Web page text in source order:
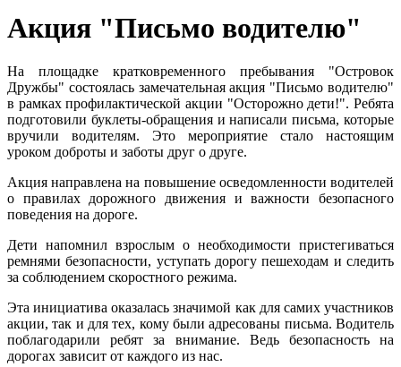
Акция "Письмо водителю"
На площадке кратковременного пребывания "Островок
Дружбы" состоялась замечательная акция "Письмо водителю"
в рамках профилактической акции "Осторожно дети!". Ребята
подготовили буклеты-обращения и написали письма, которые
вручили водителям. Это мероприятие стало настоящим
уроком доброты и заботы друг о друге.
Акция направлена на повышение осведомленности водителей
о правилах дорожного движения и важности безопасного
поведения на дороге.
Дети напомнил взрослым о необходимости пристегиваться
ремнями безопасности, уступать дорогу пешеходам и следить
за соблюдением скоростного режима.
Эта инициатива оказалась значимой как для самих участников
акции, так и для тех, кому были адресованы письма. Водитель
поблагодарили ребят за внимание. Ведь безопасность на
дорогах зависит от каждого из нас.